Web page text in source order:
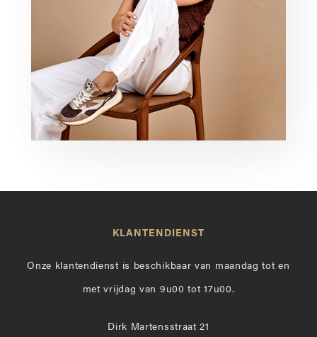
KLANTENDIENST
Onze klantendienst is beschikbaar van maandag tot en
met vrijdag van 9u00 tot 17u00.
Dirk Martensstraat 21